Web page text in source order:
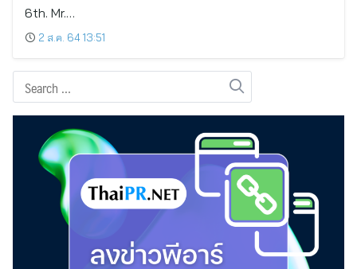
6th. Mr.…
2 ส.ค. 64 13:51